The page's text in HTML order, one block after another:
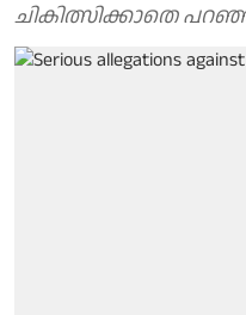
ചികിത്സിക്കാതെ